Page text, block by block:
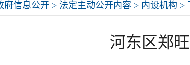
府信息公开 > 法定主动公开内容 > 内设机构 >
河东区郑